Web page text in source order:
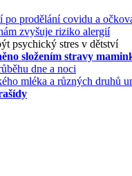
po prodělání covidu a
zvyšuje riziko alergií
psychický stres v dětství
složením stravy
dne a noci
mléka a různých druhů